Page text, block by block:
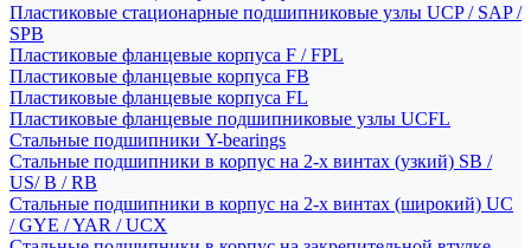
Пластиковые стационарные подшипниковые узлы UCP / SAP /
SPB
Пластиковые фланцевые корпуса F / FPL
Пластиковые фланцевые корпуса FB
Пластиковые фланцевые корпуса FL
Пластиковые фланцевые подшипниковые узлы UCFL
Стальные подшипники Y-bearings
Стальные подшипники в корпус на 2-х винтах (узкий) SB /
US/ B / RB
Стальные подшипники в корпус на 2-х винтах (широкий) UC
/ GYE / YAR / UCX